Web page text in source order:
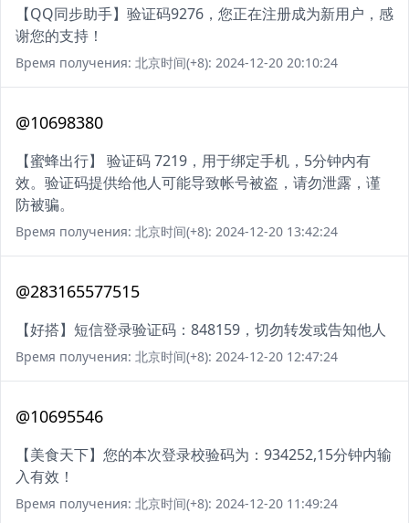
【QQ同步助手】验证码9276，您正在注册成为新用户，感
谢您的支持！
Время получения: 北京时间(+8): 2024-12-20 20:10:24
@10698380
【蜜蜂出行】 验证码 7219，用于绑定手机，5分钟内有
效。验证码提供给他人可能导致帐号被盗，请勿泄露，谨
防被骗。
Время получения: 北京时间(+8): 2024-12-20 13:42:24
@283165577515
【好搭】短信登录验证码：848159，切勿转发或告知他人
Время получения: 北京时间(+8): 2024-12-20 12:47:24
@10695546
【美食天下】您的本次登录校验码为：934252,15分钟内输
入有效！
Время получения: 北京时间(+8): 2024-12-20 11:49:24